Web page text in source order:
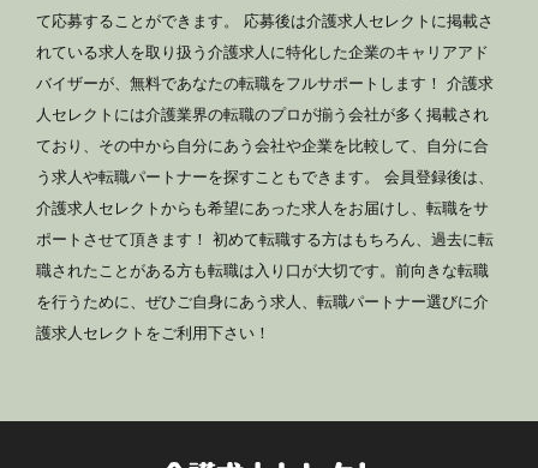
て応募することができます。 応募後は介護求人セレクトに掲載さ
れている求人を取り扱う介護求人に特化した企業のキャリアアド
バイザーが、無料であなたの転職をフルサポートします！ 介護求
人セレクトには介護業界の転職のプロが揃う会社が多く掲載され
ており、その中から自分にあう会社や企業を比較して、自分に合
う求人や転職パートナーを探すこともできます。 会員登録後は、
介護求人セレクトからも希望にあった求人をお届けし、転職をサ
ポートさせて頂きます！ 初めて転職する方はもちろん、過去に転
職されたことがある方も転職は入り口が大切です。前向きな転職
を行うために、ぜひご自身にあう求人、転職パートナー選びに介
護求人セレクトをご利用下さい！